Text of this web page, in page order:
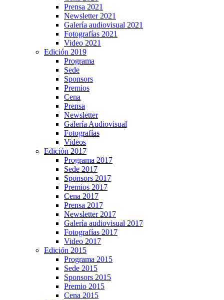
Prensa 2021
Newsletter 2021
Galería audiovisual 2021
Fotografías 2021
Video 2021
Edición 2019
Programa
Sede
Sponsors
Premios
Cena
Prensa
Newsletter
Galería Audiovisual
Fotografías
Videos
Edición 2017
Programa 2017
Sede 2017
Sponsors 2017
Premios 2017
Cena 2017
Prensa 2017
Newsletter 2017
Galería audiovisual 2017
Fotografías 2017
Video 2017
Edición 2015
Programa 2015
Sede 2015
Sponsors 2015
Premio 2015
Cena 2015